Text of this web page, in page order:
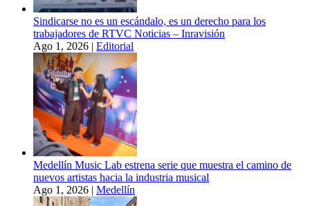
Sindicarse no es un escándalo, es un derecho para los
trabajadores de RTVC Noticias – Inravisión
Ago 1, 2026 | Editorial
Medellín Music Lab estrena serie que muestra el camino de
nuevos artistas hacia la industria musical
Ago 1, 2026 | Medellín